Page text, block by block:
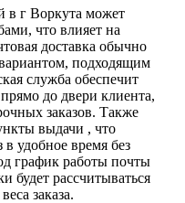
в г Воркута может
что влияет на
доставка обычно
подходящим
служба обеспечит
до двери клиента,
заказов. Также
выдачи , что
в удобное время без
график работы почты
будет рассчитываться
заказа.